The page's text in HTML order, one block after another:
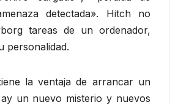
detectada». Hitch no
tareas de un ordenador,
personalidad.
la ventaja de arrancar un
un nuevo misterio y nuevos